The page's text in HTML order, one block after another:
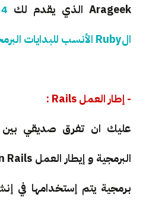
Arageek الذي يقدم لك
الRuby الأنسب للبدايات البرمجية
- إطار العمل Rails :
برمجية يتم إستخدامها في